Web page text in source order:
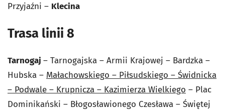
Przyjaźni – Klecina
Trasa linii 8
Tarnogaj – Tarnogajska – Armii Krajowej – Bardzka –
Hubska – Małachowskiego – Piłsudskiego – Świdnicka
– Podwale – Krupnicza – Kazimierza Wielkiego – Plac
Dominikański – Błogosławionego Czesława – Świętej